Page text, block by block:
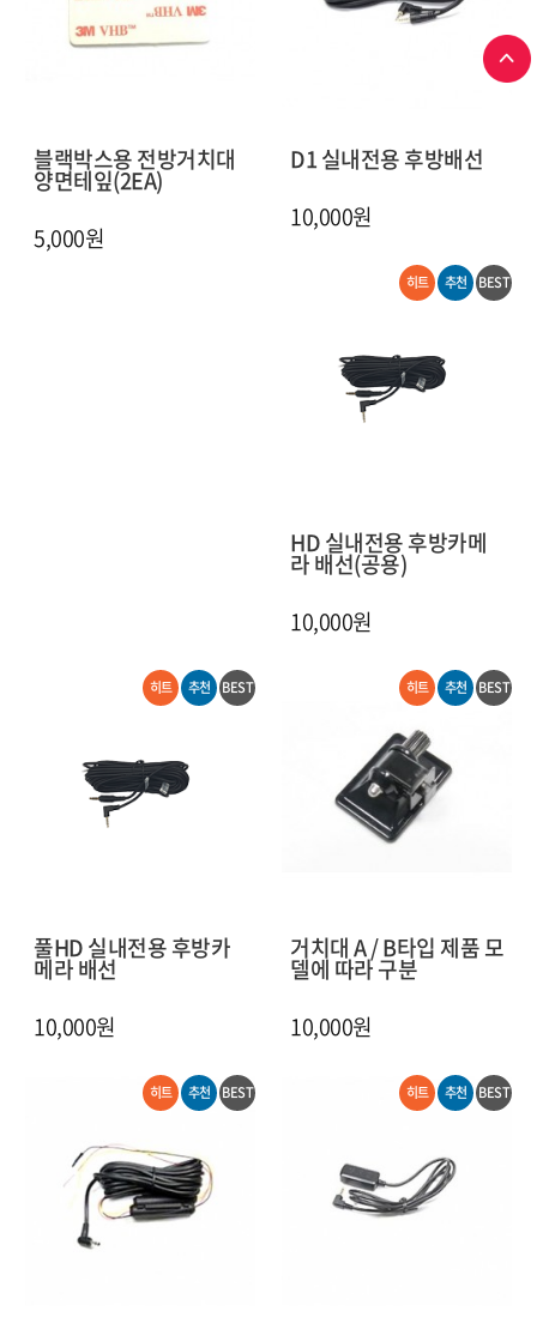
블랙박스용 전방거치대
양면테잎(2EA)
5,000원
D1 실내전용 후방배선
10,000원
HD 실내전용 후방카메
라 배선(공용)
10,000원
히트 추천 BEST
풀HD 실내전용 후방카
메라 배선
10,000원
히트 추천 BEST
거치대 A / B타입 제품 모
델에 따라 구분
10,000원
히트 추천 BEST
히트 추천 BEST 히트 추천 BEST